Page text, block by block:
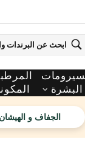
الجفاف و الهيشان